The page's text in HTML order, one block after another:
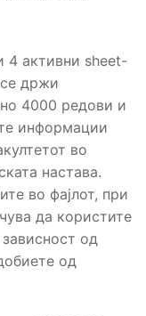
4 активни sheet-
држи
4000 редови и
информации
во
настава.
во фајлот, при
да користите
од
од